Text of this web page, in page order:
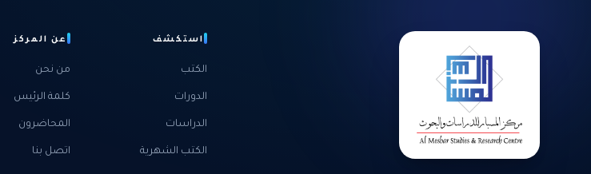
استكشف
الكتب
الدورات
الدراسات
الكتب الشهرية
عن المركز
من نحن
كلمة الرئيس
المحاضرون
اتصل بنا